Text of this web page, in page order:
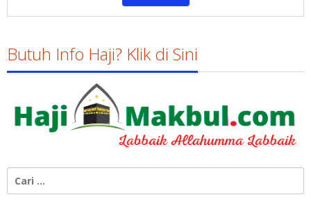
Butuh Info Haji? Klik di Sini
untuk: